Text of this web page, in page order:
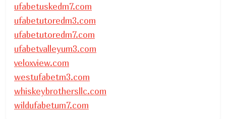
ufabetuskedm7.com
ufabetutoredm3.com
ufabetutoredm7.com
ufabetvalleyum3.com
veloxview.com
westufabetm3.com
whiskeybrothersllc.com
wildufabetum7.com